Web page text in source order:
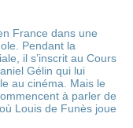
France dans une
Pendant la
il s’inscrit au Cours
Gélin qui lui
au cinéma. Mais le
à parler de
Louis de Funès joue